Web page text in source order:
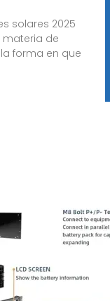
solares 2025
materia de
forma en que